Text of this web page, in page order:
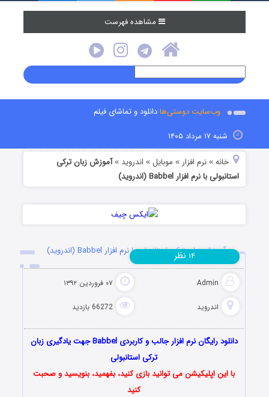
مشاهده فهرست
وب‌سایت دوستی‌هادانلود و تماشای فیلم
شنبه ۱۷ مرداد ۱۴۰۵
خانه »نرم افزار » موبایل » اندروید »آموزش زبان ترکی
استانبولی با نرم افزار Babbel (اندروید)
آموزش زبان ترکی استانبولی با نرم افزار Babbel (اندروید)
Admin ۰۷ فروردین ۱۳۹۲
اندروید 66272 بازدید
۱۴ نظر
دانلود رایگان نرم افزار جالب و کاربردی Babbel جهت یادگیری زبان
ترکی استانبولی
با این اپلیکیشن می توانید بازی کنید، بفهمید، بنویسید و صحبت
کنید